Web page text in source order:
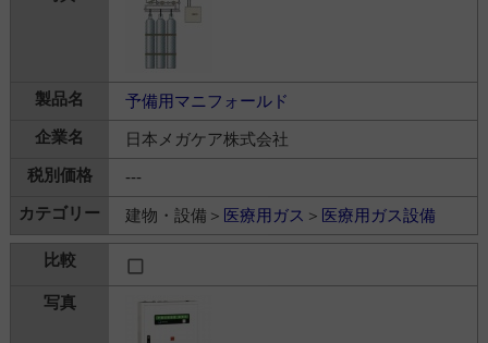
予備用マニフォールド
日本メガケア株式会社
---
建物・設備＞ 医療用ガス ＞ 医療用ガス設備